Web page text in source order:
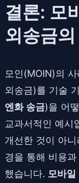
결론: 모
외송금의
모인(MOIN)의
외송금)를 기술
엔화 송금)을 어
교과서적인 예시
개선한 것이 아
경을 통해 비용
했습니다. 모바일